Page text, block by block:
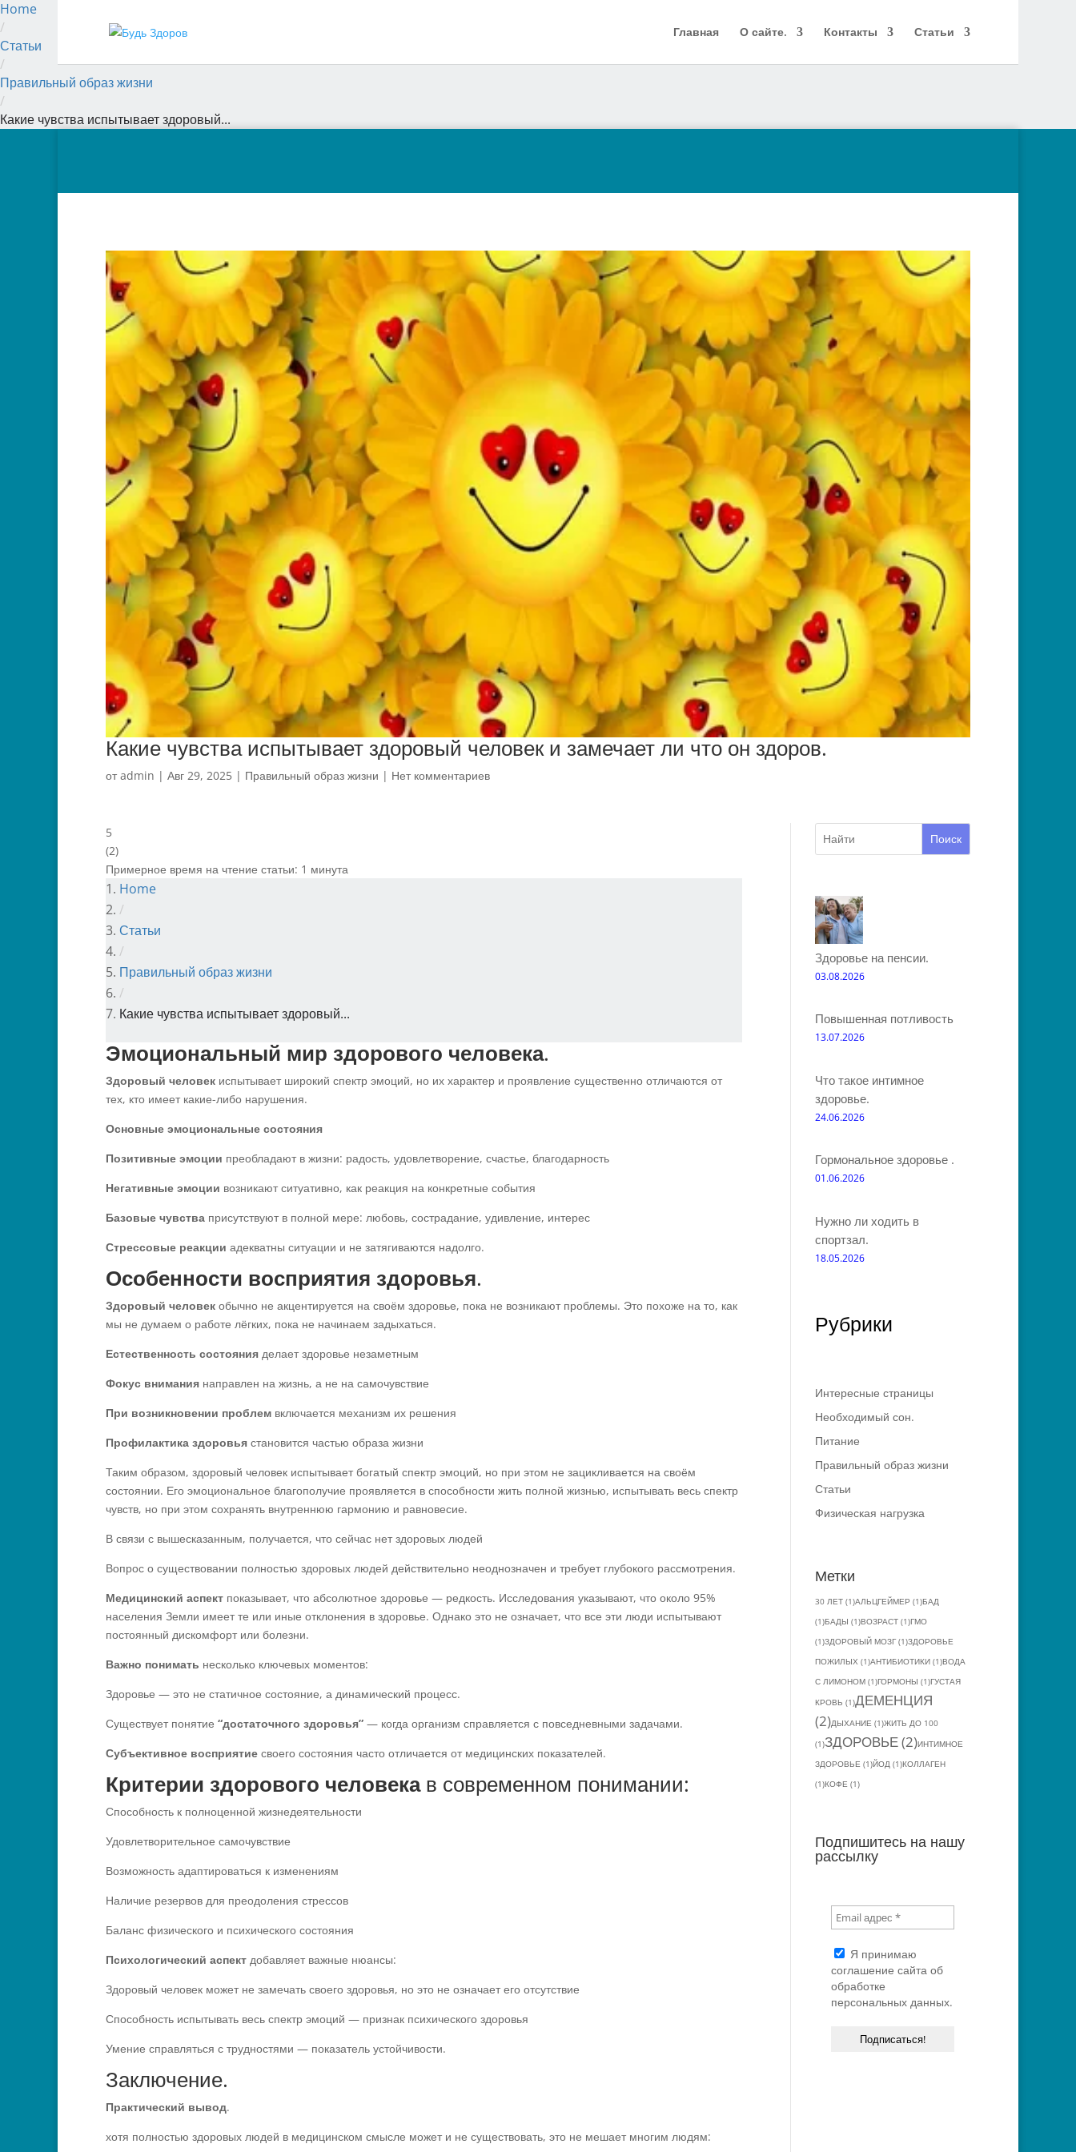
Home
/
Статьи
/
Правильный образ жизни
/
Какие чувства испытывает здоровый...
Главная О сайте. Контакты Статьи
Какие чувства испытывает здоровый человек и замечает ли что он здоров.
отadmin | Авг 29, 2025 | Правильный образ жизни | Нет комментариев
5
(2)
Примерное время на чтение статьи: 1 минута
Home
/
Статьи
/
Правильный образ жизни
/
Какие чувства испытывает здоровый...
Эмоциональный мир здорового человека.
Здоровый человек испытывает широкий спектр эмоций, но их характер и проявление существенно отличаются от
тех, кто имеет какие-либо нарушения.
Основные эмоциональные состояния
Позитивные эмоции преобладают в жизни: радость, удовлетворение, счастье, благодарность
Негативные эмоции возникают ситуативно, как реакция на конкретные события
Базовые чувства присутствуют в полной мере: любовь, сострадание, удивление, интерес
Стрессовые реакции адекватны ситуации и не затягиваются надолго.
Особенности восприятия здоровья.
Здоровый человек обычно не акцентируется на своём здоровье, пока не возникают проблемы. Это похоже на то, как
мы не думаем о работе лёгких, пока не начинаем задыхаться.
Естественность состояния делает здоровье незаметным
Фокус внимания направлен на жизнь, а не на самочувствие
При возникновении проблем включается механизм их решения
Профилактика здоровья становится частью образа жизни
Таким образом, здоровый человек испытывает богатый спектр эмоций, но при этом не зацикливается на своём
состоянии. Его эмоциональное благополучие проявляется в способности жить полной жизнью, испытывать весь спектр
чувств, но при этом сохранять внутреннюю гармонию и равновесие.
В связи с вышесказанным, получается, что сейчас нет здоровых людей
Вопрос о существовании полностью здоровых людей действительно неоднозначен и требует глубокого рассмотрения.
Медицинский аспект показывает, что абсолютное здоровье — редкость. Исследования указывают, что около 95%
населения Земли имеет те или иные отклонения в здоровье. Однако это не означает, что все эти люди испытывают
постоянный дискомфорт или болезни.
Важно понимать несколько ключевых моментов:
Здоровье — это не статичное состояние, а динамический процесс.
Существует понятие “достаточного здоровья” — когда организм справляется с повседневными задачами.
Субъективное восприятие своего состояния часто отличается от медицинских показателей.
Критерии здорового человекав современном понимании:
Способность к полноценной жизнедеятельности
Удовлетворительное самочувствие
Возможность адаптироваться к изменениям
Наличие резервов для преодоления стрессов
Баланс физического и психического состояния
Психологический аспект добавляет важные нюансы:
Здоровый человек может не замечать своего здоровья, но это не означает его отсутствие
Способность испытывать весь спектр эмоций — признак психического здоровья
Умение справляться с трудностями — показатель устойчивости.
Заключение.
Практический вывод.
хотя полностью здоровых людей в медицинском смысле может и не существовать, это не мешает многим людям:
Поиск
Здоровье на пенсии.
03.08.2026
Повышенная потливость
13.07.2026
Что такое интимное
здоровье.
24.06.2026
Гормональное здоровье .
01.06.2026
Нужно ли ходить в
спортзал.
18.05.2026
Рубрики
Интересные страницы
Необходимый сон.
Питание
Правильный образ жизни
Статьи
Физическая нагрузка
Метки
30 ЛЕТ(1)АЛЬЦГЕЙМЕР (1)БАД
(1)БАДЫ (1)ВОЗРАСТ(1)ГМО
(1)ЗДОРОВЫЙ МОЗГ(1)ЗДОРОВЬЕ
ПОЖИЛЫХ (1)АНТИБИОТИКИ(1)ВОДА
С ЛИМОНОМ(1)ГОРМОНЫ (1)ГУСТАЯ
КРОВЬ (1)ДЕМЕНЦИЯ
(2)ДЫХАНИЕ(1)ЖИТЬ ДО 100
(1)ЗДОРОВЬЕ(2)ИНТИМНОЕ
ЗДОРОВЬЕ(1)ЙОД(1)КОЛЛАГЕН
(1)КОФЕ(1)
Подпишитесь на нашу
рассылку
Я принимаю
соглашение сайтаоб
обработке
персональных данных.